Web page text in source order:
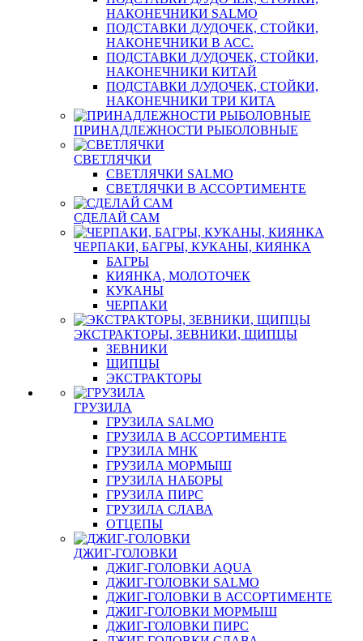
НАКОНЕЧНИКИ SALMO
ПОДСТАВКИ Д/УДОЧЕК, СТОЙКИ,
НАКОНЕЧНИКИ В АСС.
ПОДСТАВКИ Д/УДОЧЕК, СТОЙКИ,
НАКОНЕЧНИКИ КИТАЙ
ПОДСТАВКИ Д/УДОЧЕК, СТОЙКИ,
НАКОНЕЧНИКИ ТРИ КИТА
ПРИНАДЛЕЖНОСТИ РЫБОЛОВНЫЕ
СВЕТЛЯЧКИ
СВЕТЛЯЧКИ SALMO
СВЕТЛЯЧКИ В АССОРТИМЕНТЕ
СДЕЛАЙ САМ
ЧЕРПАКИ, БАГРЫ, КУКАНЫ, КИЯНКА
БАГРЫ
КИЯНКА, МОЛОТОЧЕК
КУКАНЫ
ЧЕРПАКИ
ЭКСТРАКТОРЫ, ЗЕВНИКИ, ЩИПЦЫ
ЗЕВНИКИ
ЩИПЦЫ
ЭКСТРАКТОРЫ
ГРУЗИЛА
ГРУЗИЛА SALMO
ГРУЗИЛА В АССОРТИМЕНТЕ
ГРУЗИЛА МНК
ГРУЗИЛА МОРМЫШ
ГРУЗИЛА НАБОРЫ
ГРУЗИЛА ПИРС
ГРУЗИЛА СЛАВА
ОТЦЕПЫ
ДЖИГ-ГОЛОВКИ
ДЖИГ-ГОЛОВКИ AQUA
ДЖИГ-ГОЛОВКИ SALMO
ДЖИГ-ГОЛОВКИ В АССОРТИМЕНТЕ
ДЖИГ-ГОЛОВКИ МОРМЫШ
ДЖИГ-ГОЛОВКИ ПИРС